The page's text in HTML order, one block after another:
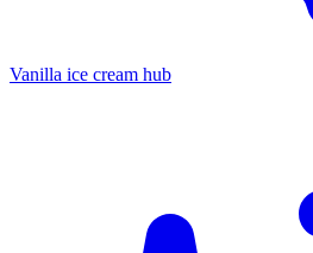
Vanilla ice cream hub